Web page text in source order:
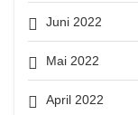
Juni 2022
Mai 2022
April 2022